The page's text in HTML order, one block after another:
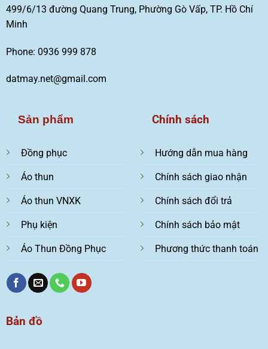
499/6/13 đường Quang Trung, Phường Gò Vấp, TP. Hồ Chí
Minh
Phone: 0936 999 878
datmay.net@gmail.com
Sản phẩm
Đồng phục
Áo thun
Áo thun VNXK
Phụ kiện
Áo Thun Đồng Phục
Chính sách
Hướng dẫn mua hàng
Chính sách giao nhận
Chính sách đổi trả
Chính sách bảo mật
Phương thức thanh toán
Bản đồ